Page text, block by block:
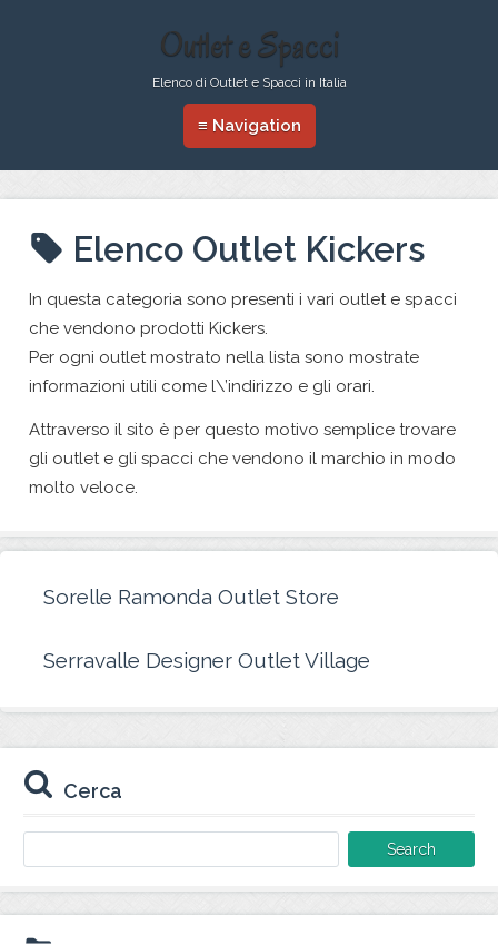
Outlet e Spacci
Elenco di Outlet e Spacci in Italia
≡ Navigation
Elenco Outlet Kickers
In questa categoria sono presenti i vari outlet e spacci
che vendono prodotti Kickers.
Per ogni outlet mostrato nella lista sono mostrate
informazioni utili come l\’indirizzo e gli orari.
Attraverso il sito è per questo motivo semplice trovare
gli outlet e gli spacci che vendono il marchio in modo
molto veloce.
Sorelle Ramonda Outlet Store
Serravalle Designer Outlet Village
Cerca
for: